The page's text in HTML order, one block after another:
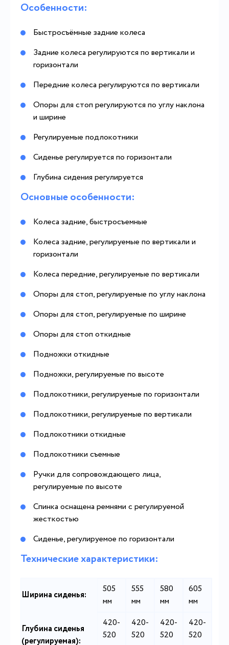
Особенности:
Быстросъёмные задние колеса
Задние колеса регулируются по вертикали и
горизонтали
Передние колеса регулируются по вертикали
Опоры для стоп регулируются по углу наклона
и ширине
Регулируемые подлокотники
Сиденье регулируется по горизонтали
Глубина сидения регулируется
Основные особенности:
Колеса задние, быстросъемные
Колеса задние, регулируемые по вертикали и
горизонтали
Колеса передние, регулируемые по вертикали
Опоры для стоп, регулируемые по углу наклона
Опоры для стоп, регулируемые по ширине
Опоры для стоп откидные
Подножки откидные
Подножки, регулируемые по высоте
Подлокотники, регулируемые по горизонтали
Подлокотники, регулируемые по вертикали
Подлокотники откидные
Подлокотники съемные
Ручки для сопровождающего лица,
регулируемые по высоте
Спинка оснащена ремнями с регулируемой
жесткостью
Сиденье, регулируемое по горизонтали
Технические характеристики:
Ширина сиденья:
505
мм
555
мм
580
мм
605
мм
Глубина сиденья
(регулируемая):
420-
520
420-
520
420-
520
420-
520